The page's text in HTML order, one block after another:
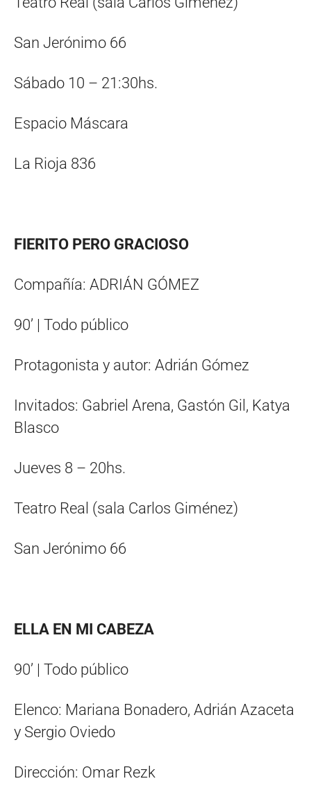
San Jerónimo 66
Sábado 10 – 21:30hs.
Espacio Máscara
La Rioja 836
FIERITO PERO GRACIOSO
Compañía: ADRIÁN GÓMEZ
90’ | Todo público
Protagonista y autor: Adrián Gómez
Invitados: Gabriel Arena, Gastón Gil, Katya
Blasco
Jueves 8 – 20hs.
Teatro Real (sala Carlos Giménez)
San Jerónimo 66
ELLA EN MI CABEZA
90’ | Todo público
Elenco: Mariana Bonadero, Adrián Azaceta
y Sergio Oviedo
Dirección: Omar Rezk